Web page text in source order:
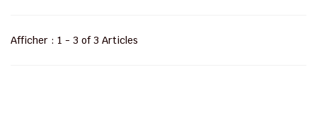
Afficher : 1 - 3 of 3 Articles